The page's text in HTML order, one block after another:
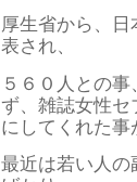
厚生省から、
表され、
５６０人との
ず、雑誌女性セ
にしてくれた事
最近は若い人の